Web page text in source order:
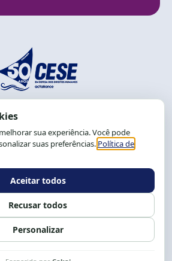
R. da Graça, 150. Graça
CEP: 40.150-055
Salvador-BA, Brasil.
Cel.: (71) 9 9239-2104 ou 2105
8h às 12h e 13 às 17h.
redes Fale conosco